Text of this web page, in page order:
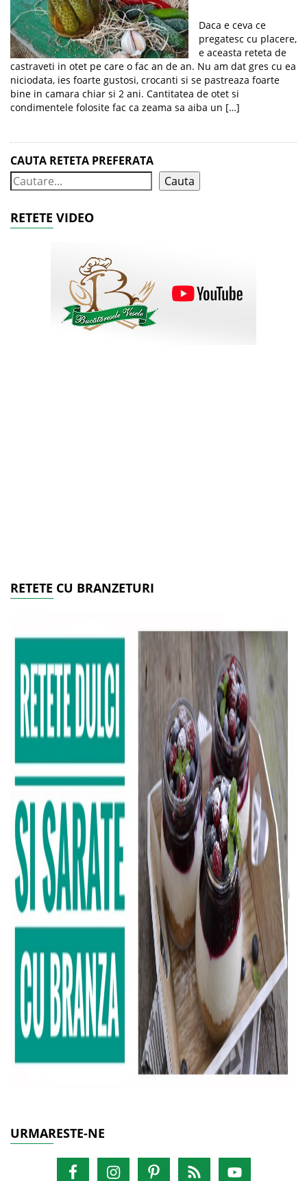
Daca e ceva ce
pregatesc cu placere,
e aceasta reteta de
castraveti in otet pe care o fac an de an. Nu am dat gres cu ea
niciodata, ies foarte gustosi, crocanti si se pastreaza foarte
bine in camara chiar si 2 ani. Cantitatea de otet si
condimentele folosite fac ca zeama sa aiba un […]
CAUTA RETETA PREFERATA
Cauta
RETETE VIDEO
RETETE CU BRANZETURI
URMARESTE-NE